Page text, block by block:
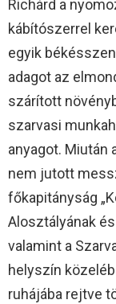
Richárd a
kábítószerrel
egyik
adagot az
szárított
szarvasi
anyagot. Miután
nem jutott
főkapitányság
Alosztályának
valamint a
helyszín
ruhájába rejtve